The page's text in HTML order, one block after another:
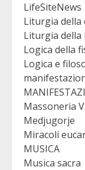
LifeSiteNews
Liturgia della
Liturgia della
Logica della
Logica e
Massoneria
Medjugorje
Miracoli
MUSICA
Musica sacra